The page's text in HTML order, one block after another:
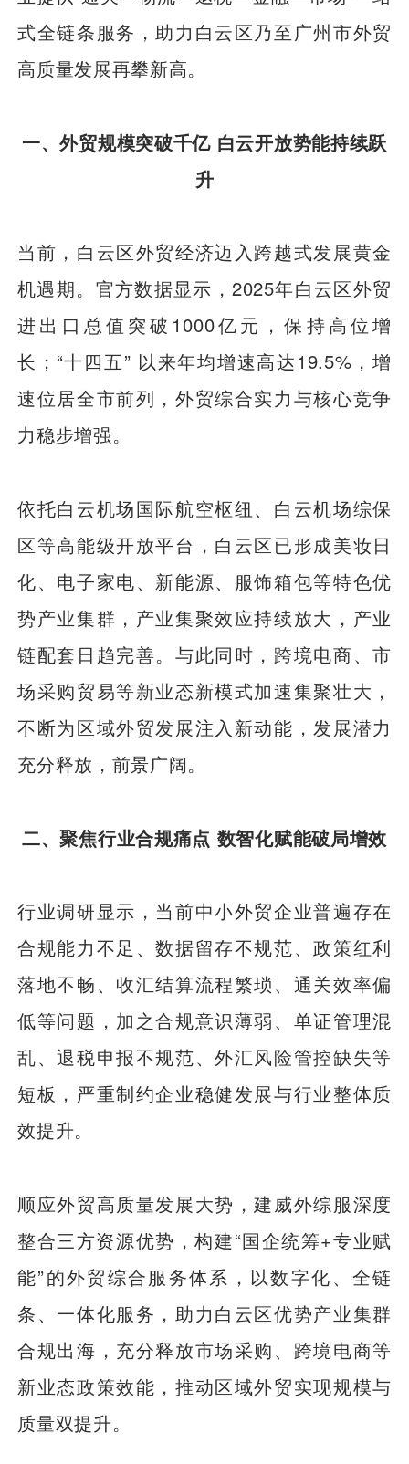
式全链条服务，助力白云区乃至广州市外贸
高质量发展再攀新高。
一、外贸规模突破千亿 白云开放势能持续跃
升
当前，白云区外贸经济迈入跨越式发展黄金
机遇期。官方数据显示，2025年白云区外贸
进出口总值突破1000亿元，保持高位增
长；“十四五” 以来年均增速高达19.5%，增
速位居全市前列，外贸综合实力与核心竞争
力稳步增强。
依托白云机场国际航空枢纽、白云机场综保
区等高能级开放平台，白云区已形成美妆日
化、电子家电、新能源、服饰箱包等特色优
势产业集群，产业集聚效应持续放大，产业
链配套日趋完善。与此同时，跨境电商、市
场采购贸易等新业态新模式加速集聚壮大，
不断为区域外贸发展注入新动能，发展潜力
充分释放，前景广阔。
二、聚焦行业合规痛点 数智化赋能破局增效
行业调研显示，当前中小外贸企业普遍存在
合规能力不足、数据留存不规范、政策红利
落地不畅、收汇结算流程繁琐、通关效率偏
低等问题，加之合规意识薄弱、单证管理混
乱、退税申报不规范、外汇风险管控缺失等
短板，严重制约企业稳健发展与行业整体质
效提升。
顺应外贸高质量发展大势，建威外综服深度
整合三方资源优势，构建“国企统筹+专业赋
能”的外贸综合服务体系，以数字化、全链
条、一体化服务，助力白云区优势产业集群
合规出海，充分释放市场采购、跨境电商等
新业态政策效能，推动区域外贸实现规模与
质量双提升。